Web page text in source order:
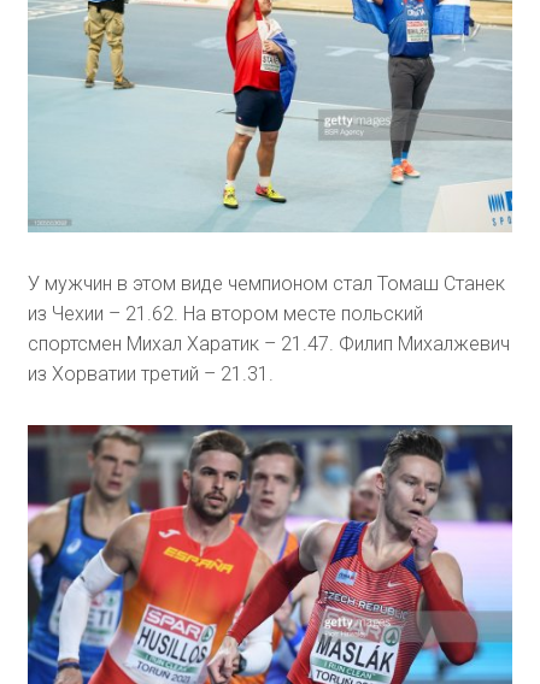
У мужчин в этом виде чемпионом стал Томаш Станек
из Чехии – 21.62. На втором месте польский
спортсмен Михал Харатик – 21.47. Филип Михалжевич
из Хорватии третий – 21.31.